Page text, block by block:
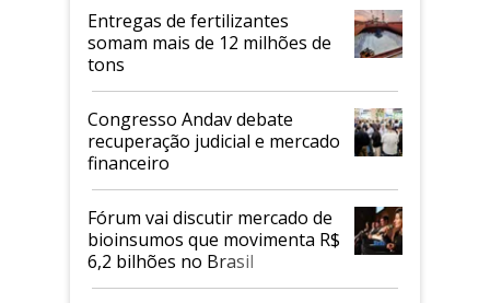
Entregas de fertilizantes
somam mais de 12 milhões de
tons
Congresso Andav debate
recuperação judicial e mercado
financeiro
Fórum vai discutir mercado de
bioinsumos que movimenta R$
6,2 bilhões no Brasil